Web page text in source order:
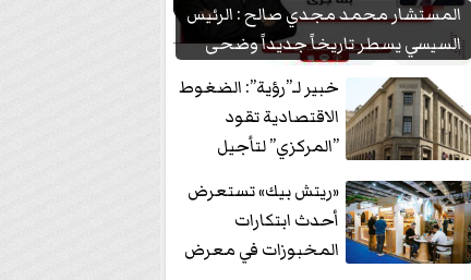
المستشار محمد مجدي صالح : الرئيس
السيسي يسطر تاريخاً جديداً وضحى
بشعبيته...
خبير لـ”رؤية”: الضغوط
الاقتصادية تقود
”المركزي” لتأجيل
«ريتش بيك» تستعرض
أحدث ابتكارات
المخبوزات في معرض